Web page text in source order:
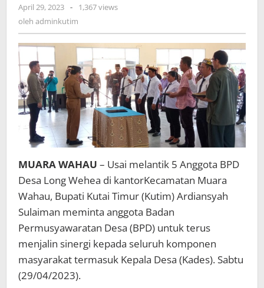
Sinergi
Kepada
Seluruh
Komponen
April 29, 2023 oleh
adminkutim
-
1,367 views
oleh adminkutim
MUARA WAHAU – Usai melantik 5 Anggota BPD
Desa Long Wehea di kantorKecamatan Muara
Wahau, Bupati Kutai Timur (Kutim) Ardiansyah
Sulaiman meminta anggota Badan
Permusyawaratan Desa (BPD) untuk terus
menjalin sinergi kepada seluruh komponen
masyarakat termasuk Kepala Desa (Kades). Sabtu
(29/04/2023).